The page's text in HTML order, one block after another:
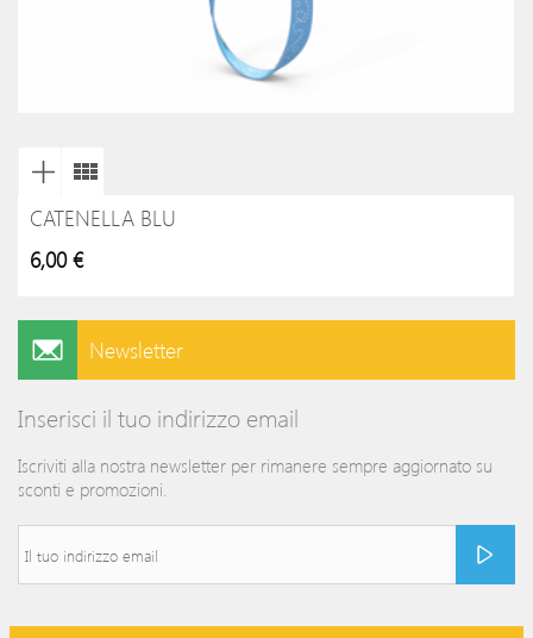
CATENELLA BLU
6,00 €
Newsletter
Inserisci il tuo indirizzo email
Iscriviti alla nostra newsletter per rimanere sempre aggiornato su
sconti e promozioni.